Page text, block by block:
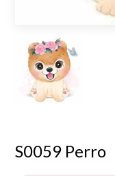
S0059 Perro